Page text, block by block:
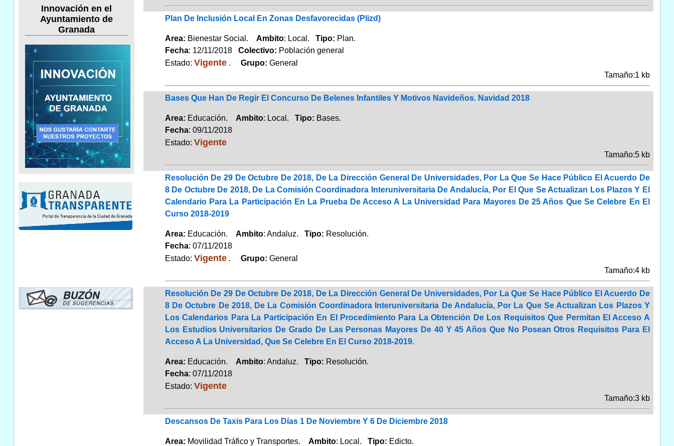
Innovación en el
Ayuntamiento de
Granada
Plan De Inclusión Local En Zonas Desfavorecidas (Plizd)
Area: Bienestar Social. Ambito: Local. Tipo: Plan.
Fecha: 12/11/2018Colectivo: Población general
Estado: Vigente. Grupo: General
Tamaño:1 kb
Bases Que Han De Regir El Concurso De Belenes Infantiles Y Motivos Navideños. Navidad 2018
Area: Educación. Ambito: Local. Tipo: Bases.
Fecha: 09/11/2018
Estado: Vigente
Tamaño:5 kb
Resolución De 29 De Octubre De 2018, De La Dirección General De Universidades, Por La Que Se Hace Público El Acuerdo De
8 De Octubre De 2018, De La Comisión Coordinadora Interuniversitaria De Andalucía, Por El Que Se Actualizan Los Plazos Y El
Calendario Para La Participación En La Prueba De Acceso A La Universidad Para Mayores De 25 Años Que Se Celebre En El
Curso 2018-2019
Area: Educación. Ambito: Andaluz. Tipo: Resolución.
Fecha: 07/11/2018
Estado: Vigente. Grupo: General
Tamaño:4 kb
Resolución De 29 De Octubre De 2018, De La Dirección General De Universidades, Por La Que Se Hace Público El Acuerdo De
8 De Octubre De 2018, De La Comisión Coordinadora Interuniversitaria De Andalucía, Por La Que Se Actualizan Los Plazos Y
Los Calendarios Para La Participación En El Procedimiento Para La Obtención De Los Requisitos Que Permitan El Acceso A
Los Estudios Universitarios De Grado De Las Personas Mayores De 40 Y 45 Años Que No Posean Otros Requisitos Para El
Acceso A La Universidad, Que Se Celebre En El Curso 2018-2019.
Area: Educación. Ambito: Andaluz. Tipo: Resolución.
Fecha: 07/11/2018
Estado: Vigente
Tamaño:3 kb
Descansos De Taxis Para Los Días 1 De Noviembre Y 6 De Diciembre 2018
Area: Movilidad Tráfico y Transportes. Ambito: Local. Tipo: Edicto.